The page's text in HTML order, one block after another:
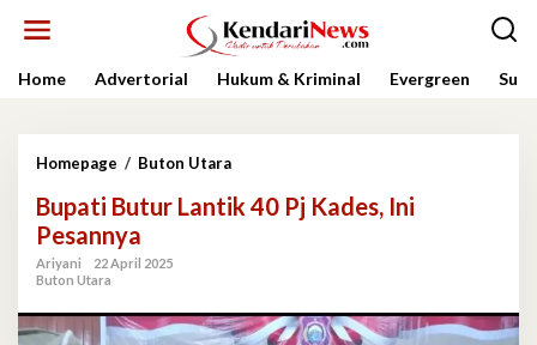
Home
Advertorial Hukum & Kriminal Evergreen
Homepage / Buton UtaraBupati
Lantik
Pesannya
Bupati Butur Lantik 40 Pj Kades, Ini
Pesannya
Ariyani
22 April 2025
Buton Utara